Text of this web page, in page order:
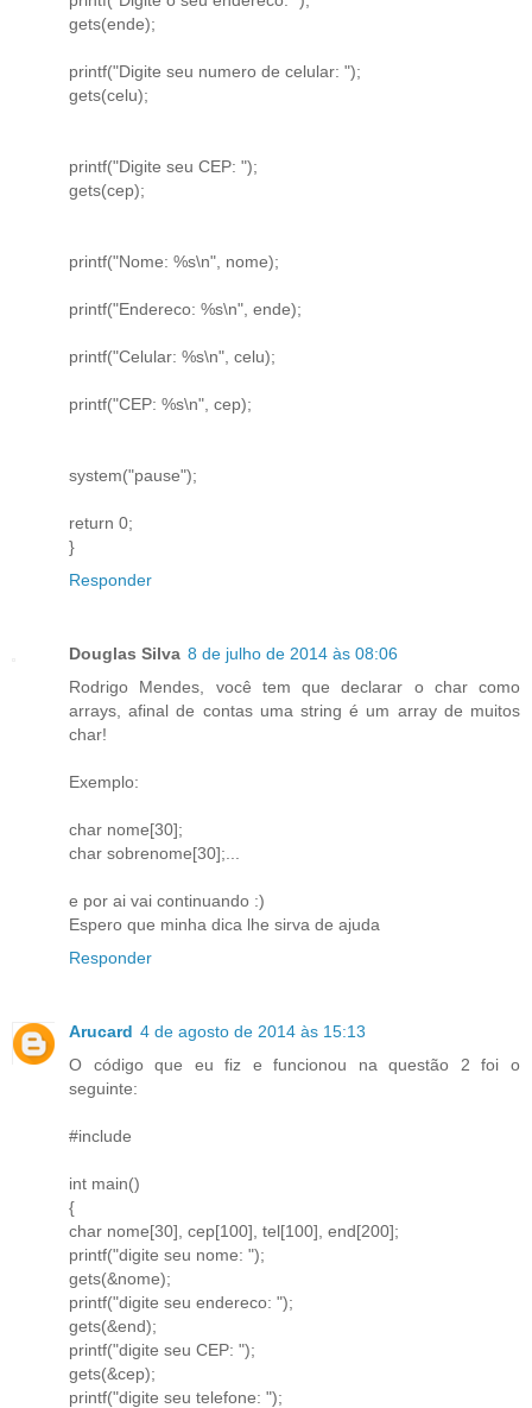
gets(ende);
printf("Digite seu numero de celular: ");
gets(celu);
printf("Digite seu CEP: ");
gets(cep);
printf("Nome: %s\n", nome);
printf("Endereco: %s\n", ende);
printf("Celular: %s\n", celu);
printf("CEP: %s\n", cep);
system("pause");
return 0;
}
Responder
Douglas Silva 8 de julho de 2014 às 08:06
Rodrigo Mendes, você tem que declarar o char como
arrays, afinal de contas uma string é um array de muitos
char!
Exemplo:
char nome[30];
char sobrenome[30];...
e por ai vai continuando :)
Espero que minha dica lhe sirva de ajuda
Responder
Arucard 4 de agosto de 2014 às 15:13
O código que eu fiz e funcionou na questão 2 foi o
seguinte:
#include
int main()
{
char nome[30], cep[100], tel[100], end[200];
printf("digite seu nome: ");
gets(&nome);
printf("digite seu endereco: ");
gets(&end);
printf("digite seu CEP: ");
gets(&cep);
printf("digite seu telefone: ");